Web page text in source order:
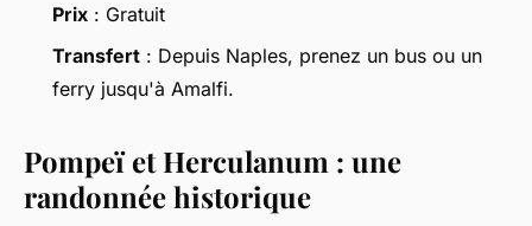
Prix : Gratuit
Transfert : Depuis Naples, prenez un bus ou un
ferry jusqu'à Amalfi.
Pompeï et Herculanum : une
randonnée historique